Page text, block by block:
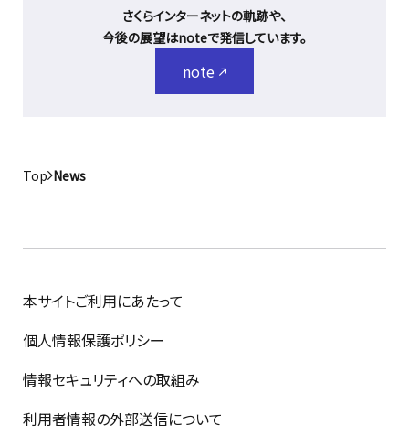
さくらインターネットの軌跡や、
今後の展望はnoteで発信しています。
note
Top News
本サイトご利用にあたって
個人情報保護ポリシー
情報セキュリティへの取組み
利用者情報の外部送信について